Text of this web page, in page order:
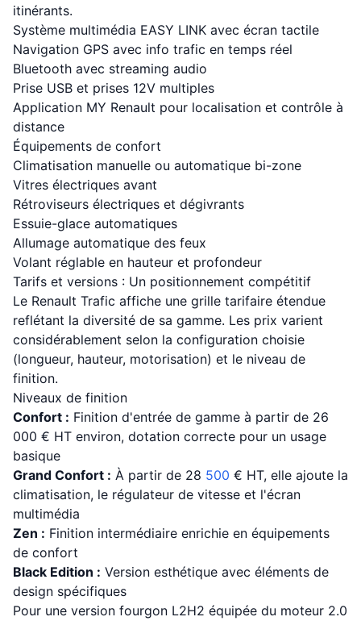
itinérants.
Système multimédia EASY LINK avec écran tactile
Navigation GPS avec info trafic en temps réel
Bluetooth avec streaming audio
Prise USB et prises 12V multiples
Application MY Renault pour localisation et contrôle à
distance
Équipements de confort
Climatisation manuelle ou automatique bi-zone
Vitres électriques avant
Rétroviseurs électriques et dégivrants
Essuie-glace automatiques
Allumage automatique des feux
Volant réglable en hauteur et profondeur
Tarifs et versions : Un positionnement compétitif
Le Renault Trafic affiche une grille tarifaire étendue
reflétant la diversité de sa gamme. Les prix varient
considérablement selon la configuration choisie
(longueur, hauteur, motorisation) et le niveau de
finition.
Niveaux de finition
Confort : Finition d'entrée de gamme à partir de 26
000 € HT environ, dotation correcte pour un usage
basique
Grand Confort : À partir de 28 500 € HT, elle ajoute la
climatisation, le régulateur de vitesse et l'écran
multimédia
Zen : Finition intermédiaire enrichie en équipements
de confort
Black Edition : Version esthétique avec éléments de
design spécifiques
Pour une version fourgon L2H2 équipée du moteur 2.0